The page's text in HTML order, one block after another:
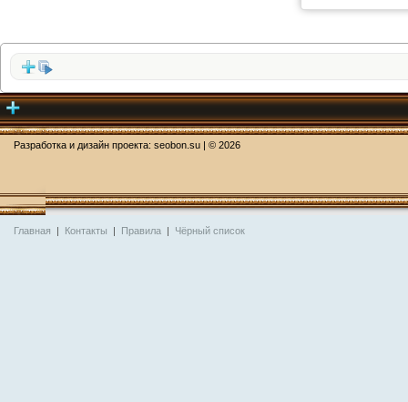
Разработка и дизайн проекта: seobon.su | © 2026
Главная | Контакты | Правила | Чёрный список